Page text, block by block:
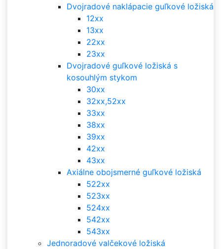
Dvojradové naklápacie guľkové ložiská
12xx
13xx
22xx
23xx
Dvojradové guľkové ložiská s
kosouhlým stykom
30xx
32xx,52xx
33xx
38xx
39xx
42xx
43xx
Axiálne obojsmerné guľkové ložiská
522xx
523xx
524xx
542xx
543xx
Jednoradové valčekové ložiská